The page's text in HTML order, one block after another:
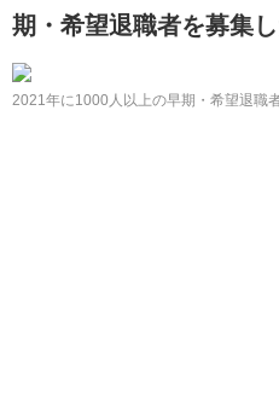
期・希望退職者を募集
2021年に1000人以上の早期・希望退職